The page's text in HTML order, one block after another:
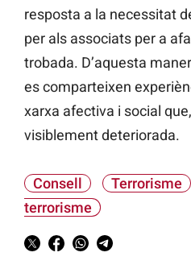
resposta a la necessitat
per als associats per a
trobada. D’aquesta
es comparteixen
xarxa afectiva i social
visiblement deteriorada.
Consell Terrorisme
terrorisme